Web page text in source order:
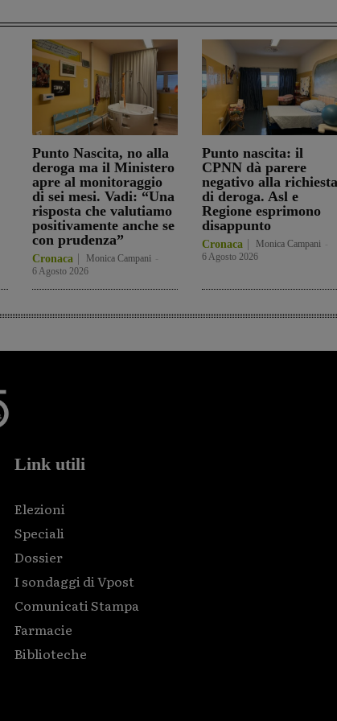
Punto Nascita, no alla
deroga ma il Ministero
apre al monitoraggio
di sei mesi. Vadi: “Una
risposta che valutiamo
positivamente anche se
con prudenza”
Cronaca Monica Campani
6 Agosto 2026
Punto nascita: il
CPNN dà parere
negativo alla richiesta
di deroga. Asl e
Regione esprimono
disappunto
Cronaca Monica Campani
6 Agosto 2026
Link utili
Elezioni
Speciali
Dossier
I sondaggi di Vpost
Comunicati Stampa
Farmacie
Biblioteche